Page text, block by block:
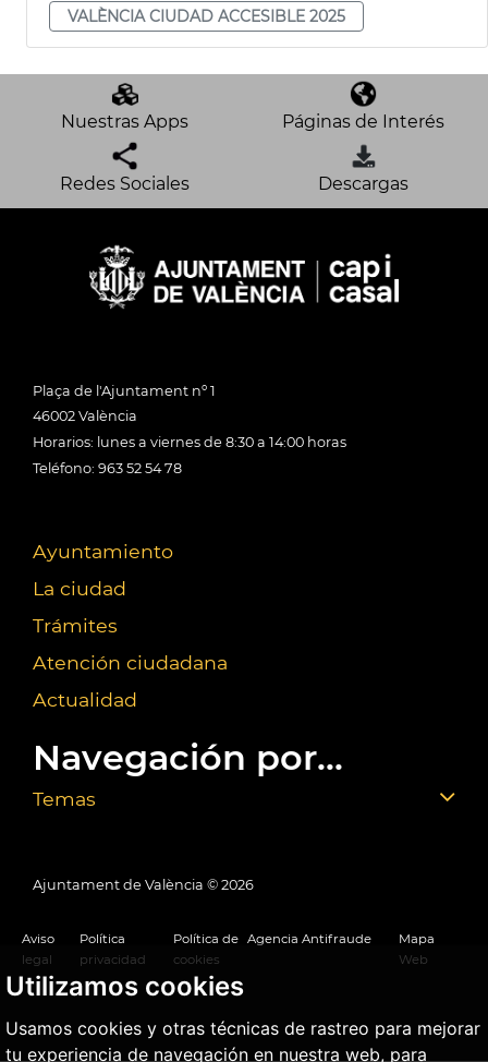
Utilizamos cookies
Usamos cookies y otras técnicas de rastreo para mejorar
tu experiencia de navegación en nuestra web, para
VALÈNCIA CIUDAD ACCESIBLE 2025
Nuestras Apps Páginas de Interés
Redes Sociales Descargas
Plaça de l'Ajuntament nº 1
46002 València
Horarios: lunes a viernes de 8:30 a 14:00 horas
Teléfono: 963 52 54 78
Ayuntamiento
La ciudad
Trámites
Atención ciudadana
Actualidad
Navegación por...
Temas
Ajuntament de València © 2026
Aviso
legal
Política
privacidad
Política de
cookies
Agencia Antifraude
Mapa
Web